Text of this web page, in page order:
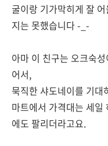
굴이랑 기가막히게 잘
지는 못했습니다 -_-
아마 이 친구는 오크숙
어서,
묵직한 샤도네이를 기대
마트에서 가격대는 세일
에도 팔리더라고요.